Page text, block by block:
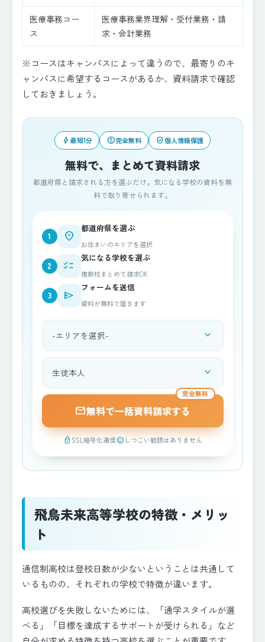
医療事務コー
ス
医療事務業界理解・受付業務・請
求・会計業務
※コースはキャンパスによって違うので、最寄りのキ
ャンパスに希望するコースがあるか、資料請求で確認
しておきましょう。
bolt最短1分 paid完全無料 verified_user個人情報保護
無料で、まとめて資料請求
都道府県と請求される方を選ぶだけ。気になる学校の資料を無
料で取り寄せられます。
1 place
都道府県を選ぶ
お住まいのエリアを選択
2 checklist
気になる学校を選ぶ
複数校まとめて請求OK
3 send
フォームを送信
資料が無料で届きます
都道府県を選択 expand_more
資料請求される方 expand_more
完全無料
mail無料で一括資料請求する
lock SSL暗号化通信sentiment_satisfied しつこい勧誘はありません
飛鳥未来高等学校の特徴・メリッ
ト
通信制高校は登校日数が少ないということは共通して
いるものの、それぞれの学校で特徴が違います。
高校選びを失敗しないためには、「通学スタイルが選
べる」「目標を達成するサポートが受けられる」など